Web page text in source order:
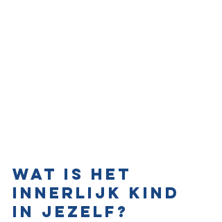
Wat is het
innerlijk kind
in jezelf?